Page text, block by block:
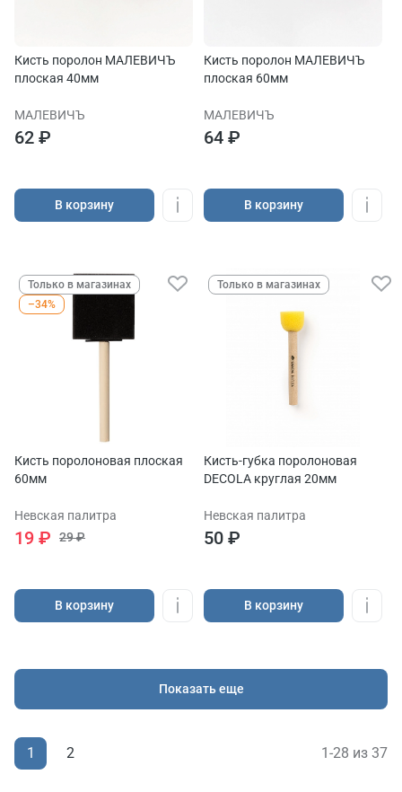
Кисть поролон МАЛЕВИЧЪ
плоская 40мм
МАЛЕВИЧЪ
62 ₽
В корзину
Кисть поролон МАЛЕВИЧЪ
плоская 60мм
МАЛЕВИЧЪ
64 ₽
В корзину
Только в магазинах
–34%
Кисть поролоновая плоская
60мм
Невская палитра
19 ₽ 29 ₽
В корзину
Только в магазинах
Кисть-губка поролоновая
DECOLA круглая 20мм
Невская палитра
50 ₽
В корзину
Показать еще
1 2 1-28 из 37